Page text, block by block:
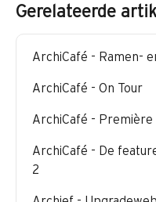
Gerelateerde
ArchiCafé - Ramen-
ArchiCafé - On Tour
ArchiCafé - Première
ArchiCafé - De
2